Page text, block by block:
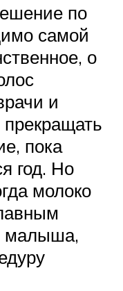
по
самой
о
и
пока
год. Но
молоко
малыша,